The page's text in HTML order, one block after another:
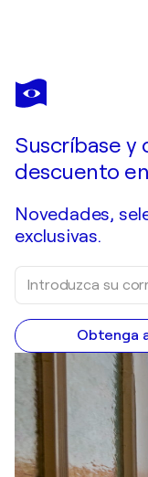
ANGIE BROOKSBY-
Eastward Bound -
Suscríbase y
descuento
Novedades,
exclusivas.
Obtenga